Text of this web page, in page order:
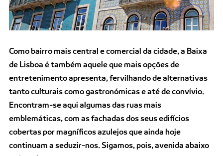
Como bairro mais central e comercial da cidade, a Baixa
de Lisboa é também aquele que mais opções de
entretenimento apresenta, fervilhando de alternativas
tanto culturais como gastronómicas e até de convívio.
Encontram-se aqui algumas das ruas mais
emblemáticas, com as fachadas dos seus edifícios
cobertas por magníficos azulejos que ainda hoje
continuam a seduzir-nos. Sigamos, pois, avenida abaixo